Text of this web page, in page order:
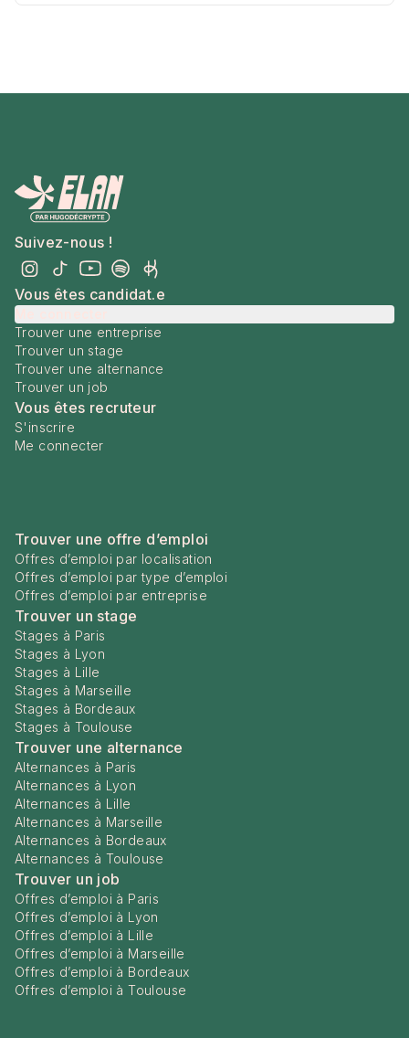
Suivez-nous !
Vous êtes candidat.e
Trouver une entreprise
Trouver un stage
Trouver une alternance
Trouver un job
Vous êtes recruteur
S'inscrire
Me connecter
Trouver une offre d’emploi
Offres d’emploi par localisation
Offres d’emploi par type d’emploi
Offres d’emploi par entreprise
Trouver un stage
Stages à Paris
Stages à Lyon
Stages à Lille
Stages à Marseille
Stages à Bordeaux
Stages à Toulouse
Trouver une alternance
Alternances à Paris
Alternances à Lyon
Alternances à Lille
Alternances à Marseille
Alternances à Bordeaux
Alternances à Toulouse
Trouver un job
Offres d’emploi à Paris
Offres d’emploi à Lyon
Offres d’emploi à Lille
Offres d’emploi à Marseille
Offres d’emploi à Bordeaux
Offres d’emploi à Toulouse